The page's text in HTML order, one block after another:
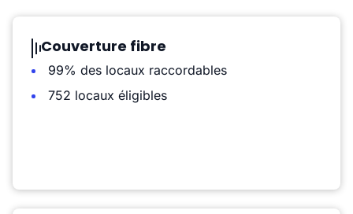
Couverture fibre
99% des locaux raccordables
752 locaux éligibles